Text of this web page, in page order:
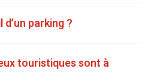
parking ?
touristiques sont à